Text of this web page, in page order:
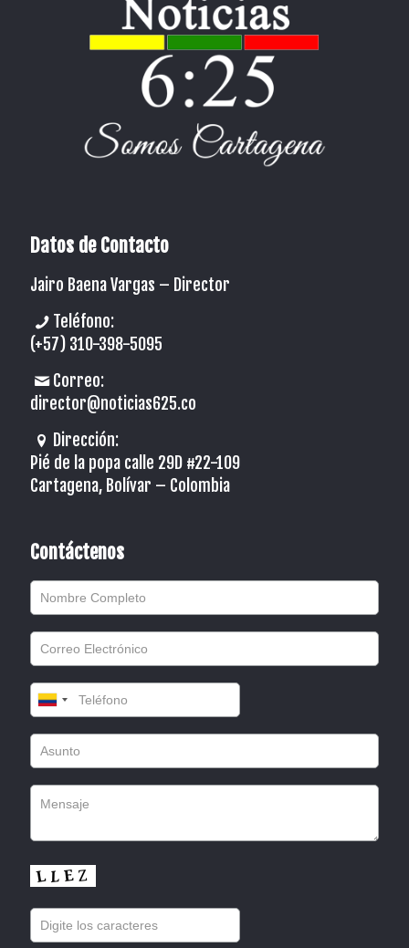
Datos de Contacto
Jairo Baena Vargas – Director
Teléfono:
(+57) 310-398-5095
Correo:
director@noticias625.co
Dirección:
Pié de la popa calle 29D #22-109
Cartagena, Bolívar – Colombia
Contáctenos